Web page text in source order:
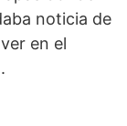
noticia de
en el